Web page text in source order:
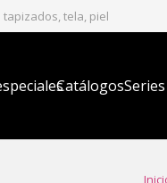
tela, piel
Catálogos